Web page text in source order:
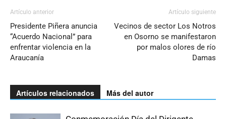
Artículo anterior
Presidente Piñera anuncia
“Acuerdo Nacional” para
enfrentar violencia en la
Araucanía
Artículo siguiente
Vecinos de sector Los Notros
en Osorno se manifestaron
por malos olores de río
Damas
Artículos relacionados Más del autor